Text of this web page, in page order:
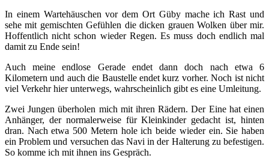
In einem Wartehäuschen vor dem Ort Güby mache ich Rast und
sehe mit gemischten Gefühlen die dicken grauen Wolken über mir.
Hoffentlich nicht schon wieder Regen. Es muss doch endlich mal
damit zu Ende sein!
Auch meine endlose Gerade endet dann doch nach etwa 6
Kilometern und auch die Baustelle endet kurz vorher. Noch ist nicht
viel Verkehr hier unterwegs, wahrscheinlich gibt es eine Umleitung.
Zwei Jungen überholen mich mit ihren Rädern. Der Eine hat einen
Anhänger, der normalerweise für Kleinkinder gedacht ist, hinten
dran. Nach etwa 500 Metern hole ich beide wieder ein. Sie haben
ein Problem und versuchen das Navi in der Halterung zu befestigen.
So komme ich mit ihnen ins Gespräch.